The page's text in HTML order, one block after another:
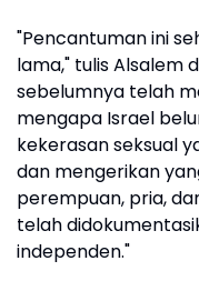
"Pencantuman ini
lama," tulis Alsalem
sebelumnya telah
mengapa Israel
kekerasan seksual
dan mengerikan
perempuan, pria,
telah
independen."